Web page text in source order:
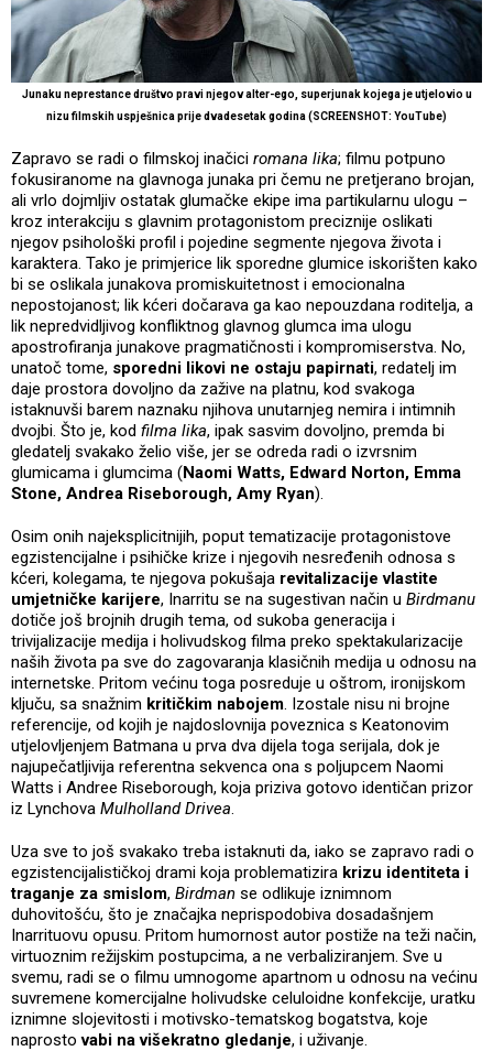
Junaku neprestance društvo pravi njegov alter-ego, superjunak kojega je utjelovio u
nizu filmskih uspješnica prije dvadesetak godina (SCREENSHOT: YouTube)
Zapravo se radi o filmskoj inačici romana lika; filmu potpuno
fokusiranome na glavnoga junaka pri čemu ne pretjerano brojan,
ali vrlo dojmljiv ostatak glumačke ekipe ima partikularnu ulogu –
kroz interakciju s glavnim protagonistom preciznije oslikati
njegov psihološki profil i pojedine segmente njegova života i
karaktera. Tako je primjerice lik sporedne glumice iskorišten kako
bi se oslikala junakova promiskuitetnost i emocionalna
nepostojanost; lik kćeri dočarava ga kao nepouzdana roditelja, a
lik nepredvidljivog konfliktnog glavnog glumca ima ulogu
apostrofiranja junakove pragmatičnosti i kompromiserstva. No,
unatoč tome, sporedni likovi ne ostaju papirnati, redatelj im
daje prostora dovoljno da zažive na platnu, kod svakoga
istaknuvši barem naznaku njihova unutarnjeg nemira i intimnih
dvojbi. Što je, kod filma lika, ipak sasvim dovoljno, premda bi
gledatelj svakako želio više, jer se odreda radi o izvrsnim
glumicama i glumcima (Naomi Watts, Edward Norton, Emma
Stone, Andrea Riseborough, Amy Ryan).
Osim onih najeksplicitnijih, poput tematizacije protagonistove
egzistencijalne i psihičke krize i njegovih nesređenih odnosa s
kćeri, kolegama, te njegova pokušaja revitalizacije vlastite
umjetničke karijere, Inarritu se na sugestivan način u Birdmanu
dotiče još brojnih drugih tema, od sukoba generacija i
trivijalizacije medija i holivudskog filma preko spektakularizacije
naših života pa sve do zagovaranja klasičnih medija u odnosu na
internetske. Pritom većinu toga posreduje u oštrom, ironijskom
ključu, sa snažnim kritičkim nabojem. Izostale nisu ni brojne
referencije, od kojih je najdoslovnija poveznica s Keatonovim
utjelovljenjem Batmana u prva dva dijela toga serijala, dok je
najupečatljivija referentna sekvenca ona s poljupcem Naomi
Watts i Andree Riseborough, koja priziva gotovo identičan prizor
iz Lynchova Mulholland Drivea.
Uza sve to još svakako treba istaknuti da, iako se zapravo radi o
egzistencijalističkoj drami koja problematizira krizu identiteta i
traganje za smislom, Birdman se odlikuje iznimnom
duhovitošću, što je značajka neprispodobiva dosadašnjem
Inarrituovu opusu. Pritom humornost autor postiže na teži način,
virtuoznim režijskim postupcima, a ne verbaliziranjem. Sve u
svemu, radi se o filmu umnogome apartnom u odnosu na većinu
suvremene komercijalne holivudske celuloidne konfekcije, uratku
iznimne slojevitosti i motivsko-tematskog bogatstva, koje
naprostovabi na višekratno gledanje, i uživanje.